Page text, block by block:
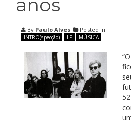
anos
By Paulo Alves Posted in
INTRO(specção) LP MÚSICA